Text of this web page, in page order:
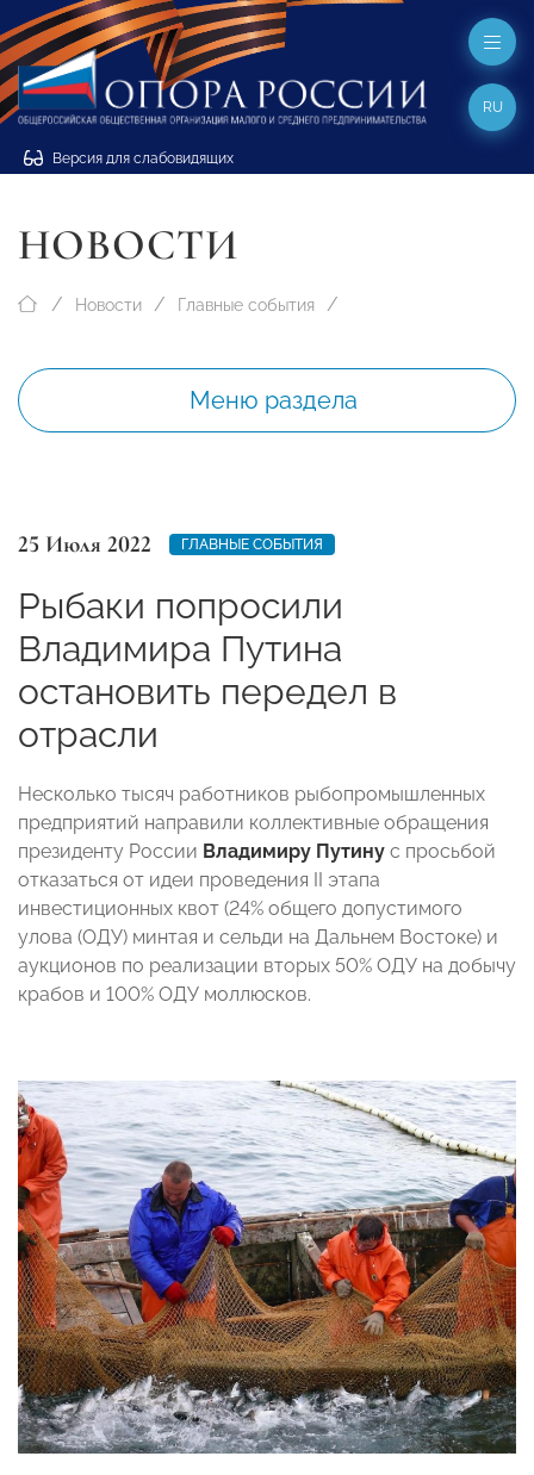
Версия для слабовидящих
RU
НОВОСТИ
Новости Главные события
Меню раздела
25 Июля 2022 ГЛАВНЫЕ СОБЫТИЯ
Рыбаки попросили
Владимира Путина
остановить передел в
отрасли
Несколько тысяч работников рыбопромышленных
предприятий направили коллективные обращения
президенту России Владимиру Путину с просьбой
отказаться от идеи проведения II этапа
инвестиционных квот (24% общего допустимого
улова (ОДУ) минтая и сельди на Дальнем Востоке) и
аукционов по реализации вторых 50% ОДУ на добычу
крабов и 100% ОДУ моллюсков.